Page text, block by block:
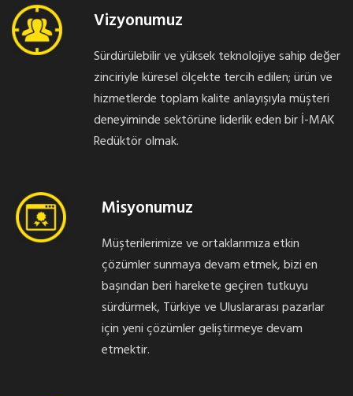
Vizyonumuz
Sürdürülebilir ve yüksek teknolojiye sahip değer
zinciriyle küresel ölçekte tercih edilen; ürün ve
hizmetlerde toplam kalite anlayışıyla müşteri
deneyiminde sektörüne liderlik eden bir İ-MAK
Redüktör olmak.
Misyonumuz
Müşterilerimize ve ortaklarımıza etkin
çözümler sunmaya devam etmek, bizi en
başından beri harekete geçiren tutkuyu
sürdürmek, Türkiye ve Uluslararası pazarlar
için yeni çözümler geliştirmeye devam
etmektir.